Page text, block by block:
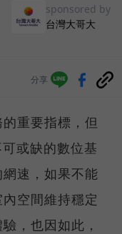
sponsored by
台灣大哥大
分享
重要指標，但
或缺的數位基
速，如果不能
空間維持穩定
，也因如此，